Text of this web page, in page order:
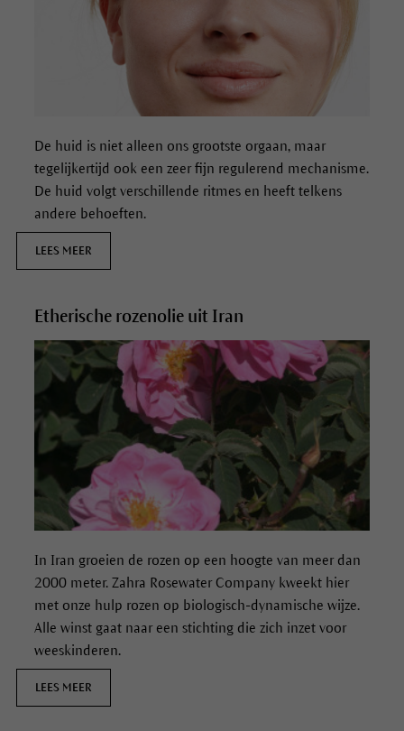
De huid is niet alleen ons grootste orgaan, maar
tegelijkertijd ook een zeer fijn regulerend mechanisme.
De huid volgt verschillende ritmes en heeft telkens
andere behoeften.
LEES MEER
Etherische rozenolie uit Iran
In Iran groeien de rozen op een hoogte van meer dan
2000 meter. Zahra Rosewater Company kweekt hier
met onze hulp rozen op biologisch-dynamische wijze.
Alle winst gaat naar een stichting die zich inzet voor
weeskinderen.
LEES MEER